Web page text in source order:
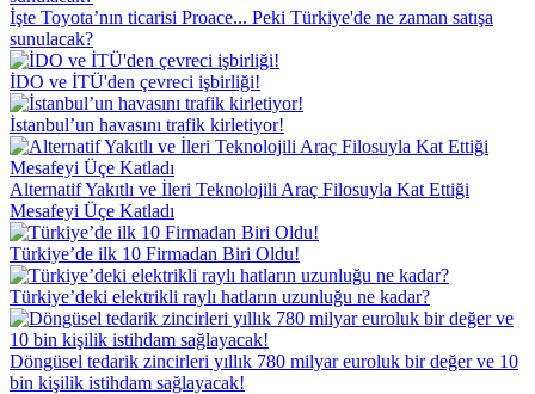
İşte Toyota’nın ticarisi Proace... Peki Türkiye'de ne zaman satışa
sunulacak?
İDO ve İTÜ'den çevreci işbirliği!
İstanbul’un havasını trafik kirletiyor!
Alternatif Yakıtlı ve İleri Teknolojili Araç Filosuyla Kat Ettiği
Mesafeyi Üçe Katladı
Türkiye’de ilk 10 Firmadan Biri Oldu!
Türkiye’deki elektrikli raylı hatların uzunluğu ne kadar?
Döngüsel tedarik zincirleri yıllık 780 milyar euroluk bir değer ve 10
bin kişilik istihdam sağlayacak!